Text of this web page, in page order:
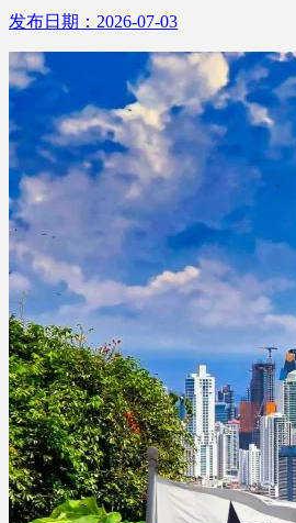
发布日期：2026-07-03